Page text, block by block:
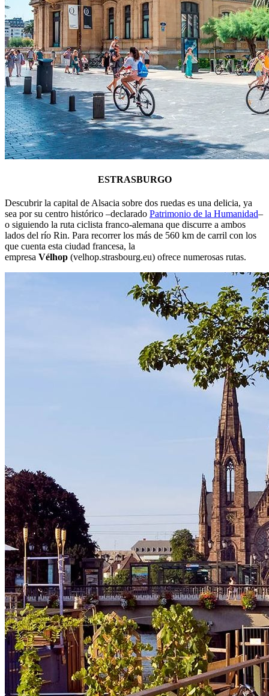
ESTRASBURGO
Descubrir la capital de Alsacia sobre dos ruedas es una delicia, ya
sea por su centro histórico –declarado Patrimonio de la Humanidad–
o siguiendo la ruta ciclista franco-alemana que discurre a ambos
lados del río Rin. Para recorrer los más de 560 km de carril con los
que cuenta esta ciudad francesa, la
empresa Vélhop (velhop.strasbourg.eu) ofrece numerosas rutas.